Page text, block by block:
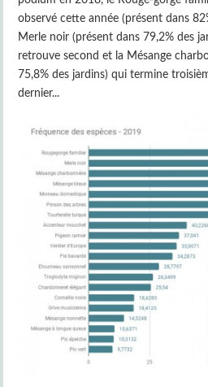
observé cette année (présent dans
Merle noir (présent dans 79,2% des
retrouve second et la Mésange
75,8% des jardins) qui termine
dernier...